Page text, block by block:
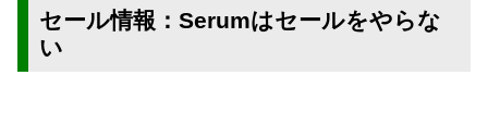
セール情報：Serumはセールをやらな
い